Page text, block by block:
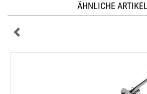
ÄHNLICHE ARTIKEL